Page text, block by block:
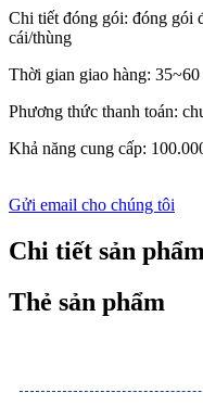
Chi tiết đóng gói: đóng gói
cái/thùng
Thời gian giao hàng:
Phương thức thanh toán:
Khả năng cung cấp:
Gửi email cho chúng tôi
Chi tiết sản phẩm
Thẻ sản phẩm